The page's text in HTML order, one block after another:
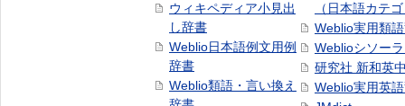
ウィキペディア小見出
し辞書
Weblio日本語例文用例
辞書
Weblio類語・言い換え
（日本語カテ
Weblio実用類
Weblioシソー
研究社 新和英
Weblio実用英